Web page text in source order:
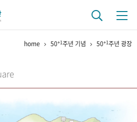
보는 연구 역사
연구자들
home 50+1주년 기념 50+1주년 광장